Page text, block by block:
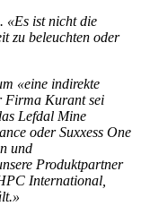
«Es ist nicht die
zu beleuchten oder
«eine indirekte
Firma Kurant sei
Lefdal Mine
oder Suxxess One
und
Produktpartner
International,